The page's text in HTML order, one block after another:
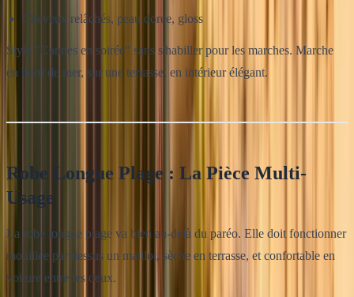
Cheveux relâchés, peau dorée, gloss
Style "Cannes en soirée" sans s'habiller pour les marches. Marche
en bord de mer, sur une terrasse, en intérieur élégant.
Robe Longue Plage : La Pièce Multi-
Usage
La robe longue plage va bien au-delà du paréo. Elle doit fonctionner
mouillée par dessus un maillot, sèche en terrasse, et confortable en
voiture entre les deux.